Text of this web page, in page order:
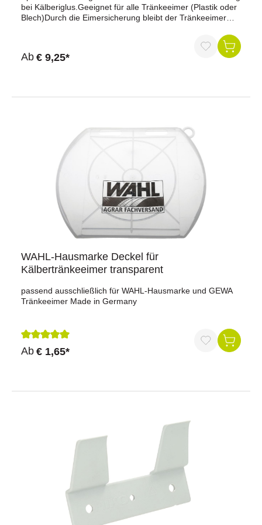
Art. Nr. 130064.
bei Kälberiglus.Geeignet für alle Tränkeeimer (Plastik oder
Blech)Durch die Eimersicherung bleibt der Tränkeeimer
weggestoßen werden.mit Loch im oberen Bereich, zwecks
einfacher Eimersicherung, z.B. per KlappsplintAuch
geeignet zur Montage an Kälberhüttenzäunen.Die
Ab € 9,25*
WAHL-Hausmarke Deckel für
Kälbertränkeeimer transparent
passend ausschließlich für WAHL-Hausmarke und GEWA
Tränkeeimer Made in Germany
Durchschnittliche Bewertung von 5 von 5 Sternen
Ab € 1,65*